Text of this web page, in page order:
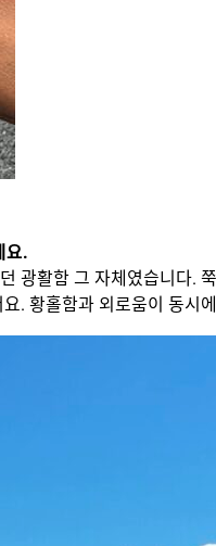
요.
광활함 그 자체였습니다
. 황홀함과 외로움이 동시